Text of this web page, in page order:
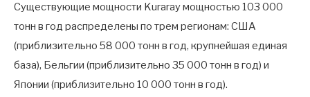
Существующие мощности Kuraray мощностью 103 000
тонн в год распределены по трем регионам: США
(приблизительно 58 000 тонн в год, крупнейшая единая
база), Бельгии (приблизительно 35 000 тонн в год) и
Японии (приблизительно 10 000 тонн в год).